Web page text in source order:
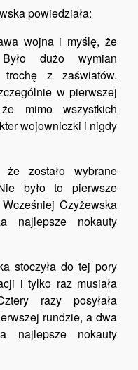
powiedziała:
wojna i myślę, że
dużo wymian
trochę z zaświatów.
w pierwszej
mimo wszystkich
wojowniczki i nigdy
zostało wybrane
było to pierwsze
Czyżewska
najlepsze nokauty
stoczyła do tej pory
i tylko raz musiała
razy posyłała
rundzie, a dwa
najlepsze nokauty